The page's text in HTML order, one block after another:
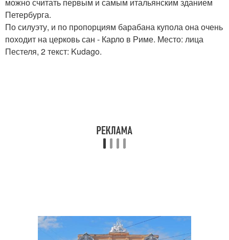
Петербурга.
По силуэту, и по пропорциям барабана купола она очень
походит на церковь сан - Карло в Риме. Место: лица
Пестеля, 2 текст: Kudago.